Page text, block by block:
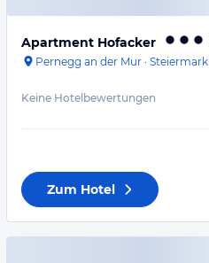
Apartment Hofacker
Pernegg an der Mur · Steiermark
Keine Hotelbewertungen
Zum Hotel